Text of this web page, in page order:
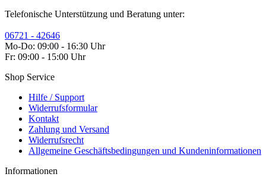
Telefonische Unterstützung und Beratung unter:
06721 - 42646
Mo-Do: 09:00 - 16:30 Uhr
Fr: 09:00 - 15:00 Uhr
Shop Service
Hilfe / Support
Widerrufsformular
Kontakt
Zahlung und Versand
Widerrufsrecht
Allgemeine Geschäftsbedingungen und Kundeninformationen
Informationen